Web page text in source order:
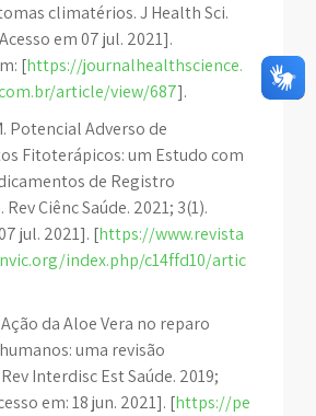
climatérios. J Health Sci.
em 07 jul. 2021].
[https://journalhealthscience.
article/view/687].
Potencial Adverso de
Fitoterápicos: um Estudo com
de Registro
Ciênc Saúde. 2021; 3(1).
jul. 2021]. [https://www.revista
index.php/c14ffd10/artic
da Aloe Vera no reparo
uma revisão
Interdisc Est Saúde. 2019;
em: 18 jun. 2021]. [https://pe